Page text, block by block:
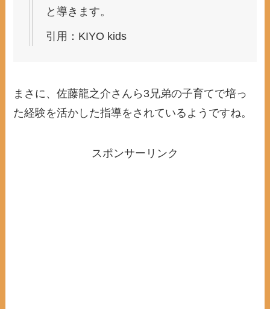
と導きます。
引用：KIYO kids
まさに、佐藤龍之介さんら3兄弟の子育てで培っ
た経験を活かした指導をされているようですね。
スポンサーリンク